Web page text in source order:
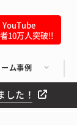
YouTube
10万人突破!!
ム事例
た！